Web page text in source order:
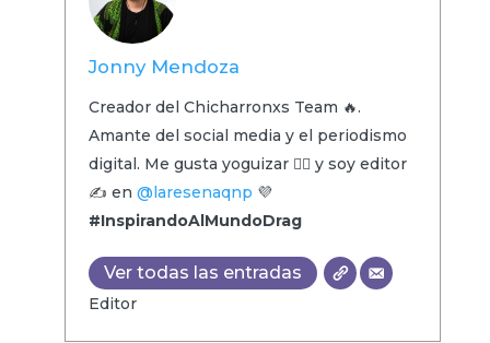
Jonny Mendoza
Creador del Chicharronxs Team 🔥.
Amante del social media y el periodismo
digital. Me gusta yoguizar 🧘‍♂️ y soy editor
✍️ en @laresenaqnp 💜
#InspirandoAlMundoDrag
Ver todas las entradas
Editor